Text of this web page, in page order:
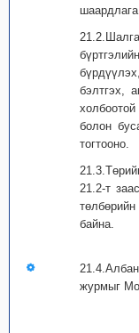
шаардлага
бэлтгэх,
болон
тогтооно.
21.2-т
байна.
журмыг